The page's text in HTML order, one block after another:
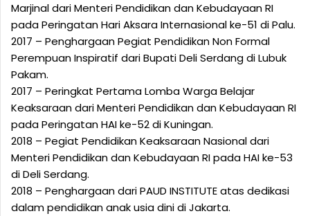
Marjinal dari Menteri Pendidikan dan Kebudayaan RI
pada Peringatan Hari Aksara Internasional ke-51 di Palu.
2017 – Penghargaan Pegiat Pendidikan Non Formal
Perempuan Inspiratif dari Bupati Deli Serdang di Lubuk
Pakam.
2017 – Peringkat Pertama Lomba Warga Belajar
Keaksaraan dari Menteri Pendidikan dan Kebudayaan RI
pada Peringatan HAI ke-52 di Kuningan.
2018 – Pegiat Pendidikan Keaksaraan Nasional dari
Menteri Pendidikan dan Kebudayaan RI pada HAI ke-53
di Deli Serdang.
2018 – Penghargaan dari PAUD INSTITUTE atas dedikasi
dalam pendidikan anak usia dini di Jakarta.